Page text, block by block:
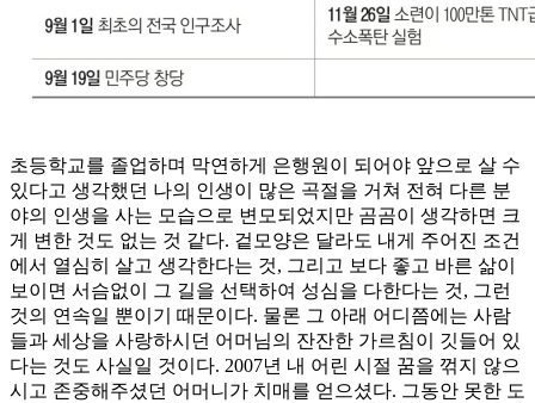
초등학교를 졸업하며 막연하게 은행원이 되어야 앞으로 살 수
있다고 생각했던 나의 인생이 많은 곡절을 거쳐 전혀 다른 분
야의 인생을 사는 모습으로 변모되었지만 곰곰이 생각하면 크
게 변한 것도 없는 것 같다. 겉모양은 달라도 내게 주어진 조건
에서 열심히 살고 생각한다는 것, 그리고 보다 좋고 바른 삶이
보이면 서슴없이 그 길을 선택하여 성심을 다한다는 것, 그런
것의 연속일 뿐이기 때문이다. 물론 그 아래 어디쯤에는 사람
들과 세상을 사랑하시던 어머님의 잔잔한 가르침이 깃들어 있
다는 것도 사실일 것이다. 2007년 내 어린 시절 꿈을 꺾지 않으
시고 존중해주셨던 어머니가 치매를 얻으셨다. 그동안 못한 도